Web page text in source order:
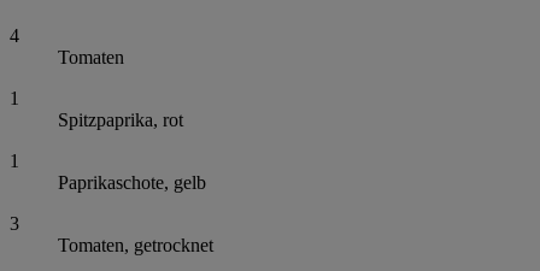
4
Tomaten
1
Spitzpaprika, rot
1
Paprikaschote, gelb
3
Tomaten, getrocknet